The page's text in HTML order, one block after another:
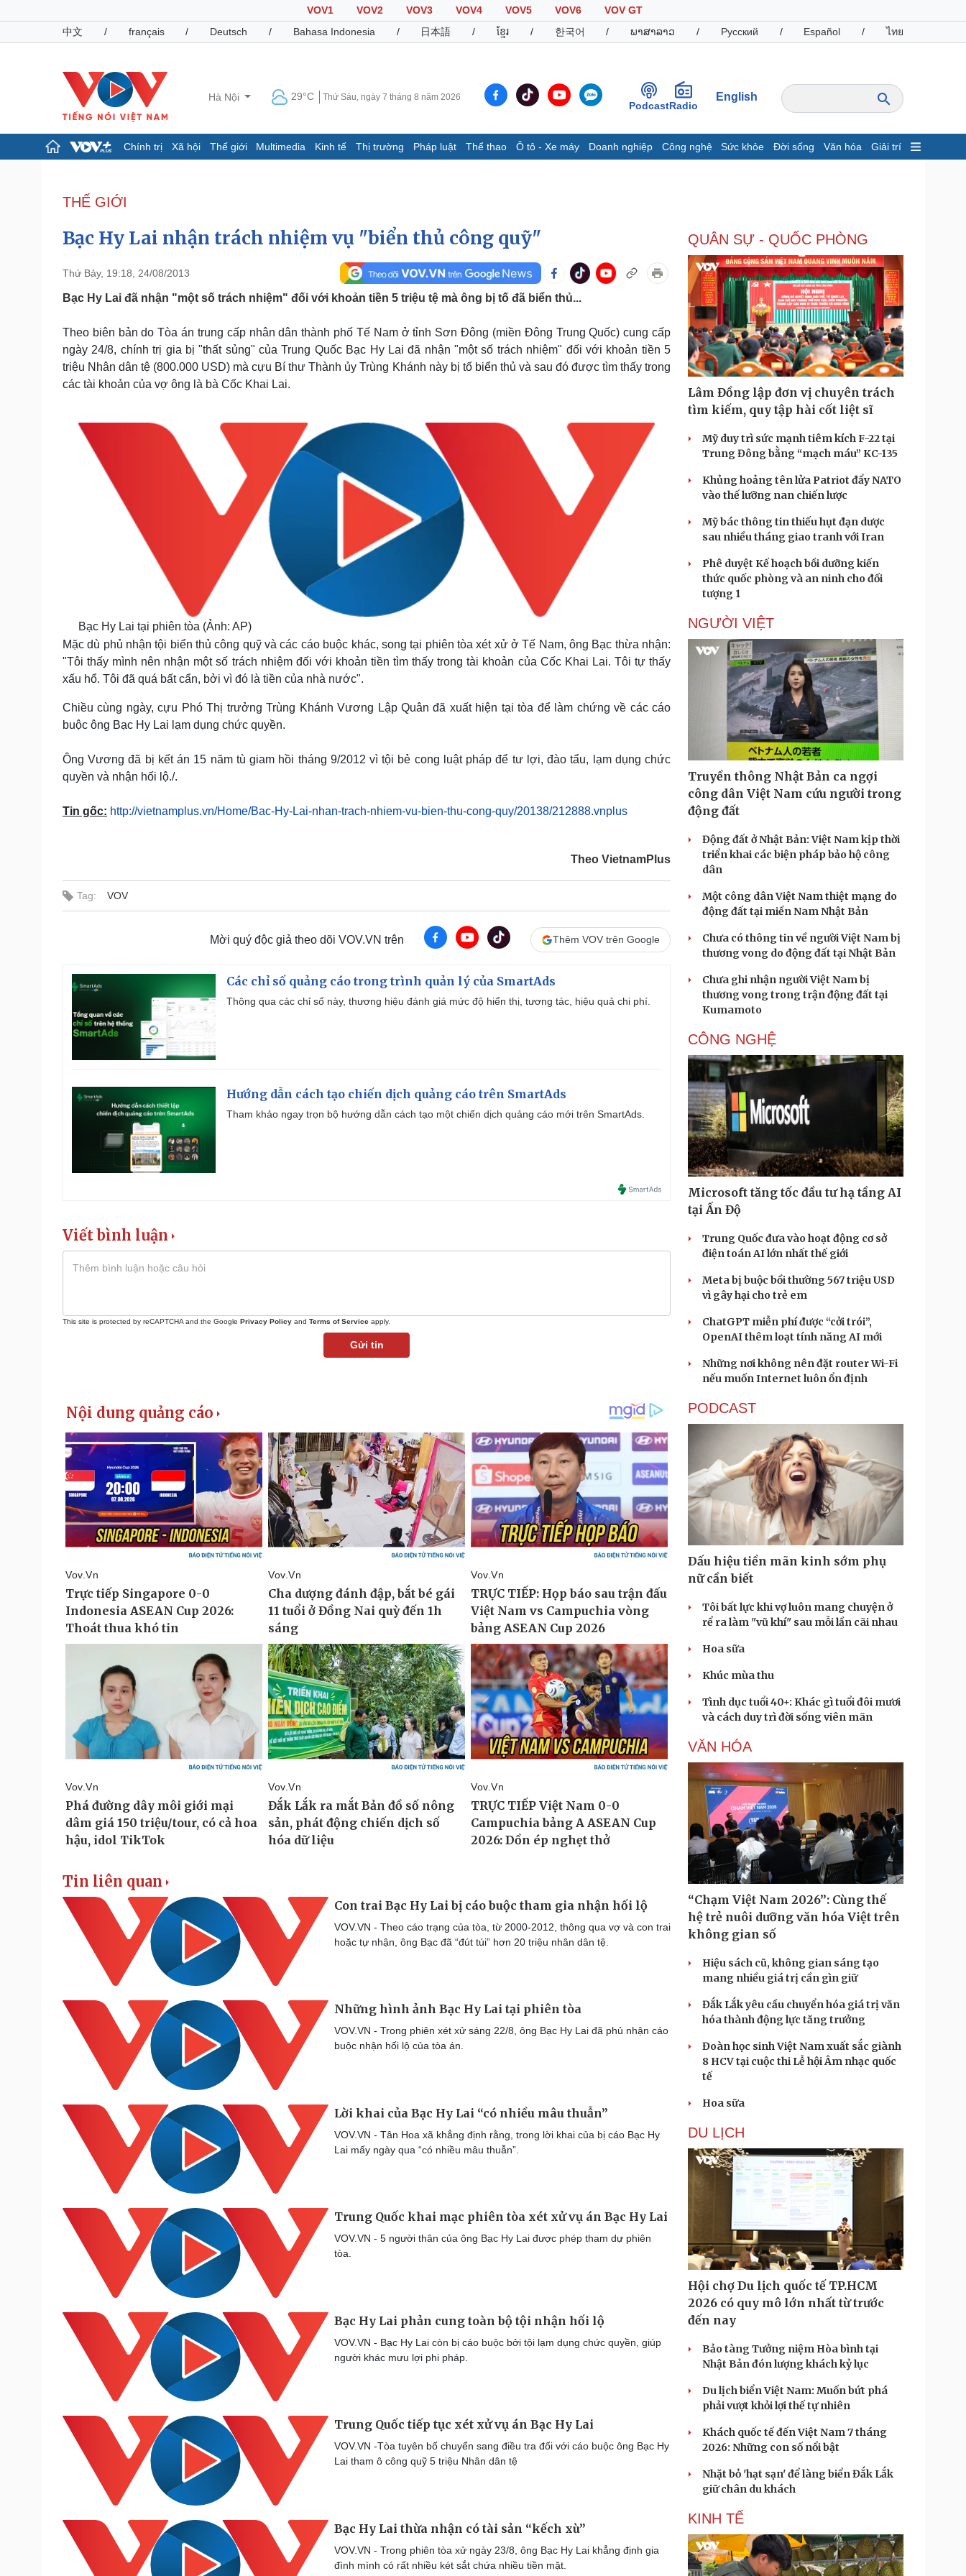
VOV1 VOV2 VOV3 VOV4 VOV5 VOV6
VOV GT
中文
/ français / Deutsch / Bahasa Indonesia / 日本語 / ខ្មែរ / 한국어 / ພາສາລາວ / Русский / Español / ไทย
Hà Nội 29°C Thứ Sáu, ngày 7 tháng 8 năm 2026
PodcastRadio
English
Chính trị Xã hội Thế giới Multimedia Kinh tế Thị trường Pháp luật Thể thao Ô tô - Xe máy Doanh nghiệp Công nghệ Sức khỏe Đời sống Văn hóa Giải trí
Đảng
Tổ chức nhân sự
Nhận diện sự thật
Dấu ấn VOV
Infographic
Chứng khoán
Giá cà phê
Pháp luật
Tin nóng
Tư vấn luật
Quân sự - Quốc phòng
Việt Nam
Phân tích
Thể thao
Lịch thi đấu bóng đá
Thế giới thể thao
eSports
Hậu trường
Ô tô - Xe máy
Xe máy
Tư vấn
Doanh nghiệp
Thông tin doanh nghiệp
Doanh nghiệp 24h
Doanh nhân
Vì cộng đồng
Công nghệ
Sành điệu
Tin Công nghệ
Trải nghiệm
Chuyển đổi số
Cây thuốc
Sản phụ khoa
Nhi khoa
Nam khoa
Làm đẹp - giảm cân
Phòng mạch online
Ăn sạch sống khỏe
Blog
Tình yêu - Gia đình
Thời trang
Sao Việt
Săn Tour
check-in
Podcast
Câu chuyện thời sự
Đọc truyện đêm khuya
Cửa sổ tình yêu
Hạt giống tâm hồn
THẾ GIỚI
Bạc Hy Lai nhận trách nhiệm vụ "biển thủ công quỹ"
Thứ Bảy, 19:18, 24/08/2013
Bạc Hy Lai đã nhận "một số trách nhiệm" đối với khoản tiền 5 triệu tệ mà ông bị tố đã biển thủ...
Theo biên bản do Tòa án trung cấp nhân dân thành phố Tế Nam ở tỉnh Sơn Đông (miền Đông Trung Quốc) cung cấp
ngày 24/8, chính trị gia bị "thất sủng" của Trung Quốc Bạc Hy Lai đã nhận "một số trách nhiệm" đối với khoản tiền 5
triệu Nhân dân tệ (800.000 USD) mà cựu Bí thư Thành ủy Trùng Khánh này bị tố biển thủ và sau đó được tìm thấy trong
các tài khoản của vợ ông là bà Cốc Khai Lai.
Bạc Hy Lai tại phiên tòa (Ảnh: AP)
Mặc dù phủ nhận tội biển thủ công quỹ và các cáo buộc khác, song tại phiên tòa xét xử ở Tế Nam, ông Bạc thừa nhận:
"Tôi thấy mình nên nhận một số trách nhiệm đối với khoản tiền tìm thấy trong tài khoản của Cốc Khai Lai. Tôi tự thấy
xấu hổ. Tôi đã quá bất cẩn, bởi vì đó là tiền của nhà nước".
Chiều cùng ngày, cựu Phó Thị trưởng Trùng Khánh Vương Lập Quân đã xuất hiện tại tòa để làm chứng về các cáo
buộc ông Bạc Hy Lai lạm dụng chức quyền.
Ông Vương đã bị kết án 15 năm tù giam hồi tháng 9/2012 vì tội bẻ cong luật pháp để tư lợi, đào tẩu, lạm dụng chức
quyền và nhận hối lộ./.
Tin gốc: http://vietnamplus.vn/Home/Bac-Hy-Lai-nhan-trach-nhiem-vu-bien-thu-cong-quy/20138/212888.vnplus
Theo VietnamPlus
Tag: VOV
Mời quý độc giả theo dõi VOV.VN trên Thêm VOV trên Google
Các chỉ số quảng cáo trong trình quản lý của SmartAds
Thông qua các chỉ số này, thương hiệu đánh giá mức độ hiển thị, tương tác, hiệu quả chi phí.
Hướng dẫn cách tạo chiến dịch quảng cáo trên SmartAds
Tham khảo ngay trọn bộ hướng dẫn cách tạo một chiến dịch quảng cáo mới trên SmartAds.
Viết bình luận
This site is protected by reCAPTCHA and the Google Privacy Policy and Terms of Service apply.
Gửi tin
Tin liên quan
Con trai Bạc Hy Lai bị cáo buộc tham gia nhận hối lộ
VOV.VN - Theo cáo trạng của tòa, từ 2000-2012, thông qua vợ và con trai
hoặc tự nhận, ông Bạc đã “đút túi” hơn 20 triệu nhân dân tệ.
Những hình ảnh Bạc Hy Lai tại phiên tòa
VOV.VN - Trong phiên xét xử sáng 22/8, ông Bạc Hy Lai đã phủ nhận cáo
buộc nhận hối lộ của tòa án.
Lời khai của Bạc Hy Lai “có nhiều mâu thuẫn”
VOV.VN - Tân Hoa xã khẳng định rằng, trong lời khai của bị cáo Bạc Hy
Lai mấy ngày qua “có nhiều mâu thuẫn”.
Trung Quốc khai mạc phiên tòa xét xử vụ án Bạc Hy Lai
VOV.VN - 5 người thân của ông Bạc Hy Lai được phép tham dự phiên
tòa.
Bạc Hy Lai phản cung toàn bộ tội nhận hối lộ
VOV.VN - Bạc Hy Lai còn bị cáo buộc bởi tội lạm dụng chức quyền, giúp
người khác mưu lợi phi pháp.
Trung Quốc tiếp tục xét xử vụ án Bạc Hy Lai
VOV.VN -Tòa tuyên bố chuyển sang điều tra đối với cáo buộc ông Bạc Hy
Lai tham ô công quỹ 5 triệu Nhân dân tệ
Bạc Hy Lai thừa nhận có tài sản “kếch xù”
VOV.VN - Trong phiên tòa xử ngày 23/8, ông Bạc Hy Lai khẳng định gia
đình mình có rất nhiều két sắt chứa nhiều tiền mặt.
QUÂN SỰ - QUỐC PHÒNG
Lâm Đồng lập đơn vị chuyên trách
tìm kiếm, quy tập hài cốt liệt sĩ
Mỹ duy trì sức mạnh tiêm kích F-22 tại
Trung Đông bằng “mạch máu” KC-135
Khủng hoảng tên lửa Patriot đẩy NATO
vào thế lưỡng nan chiến lược
Mỹ bác thông tin thiếu hụt đạn dược
sau nhiều tháng giao tranh với Iran
Phê duyệt Kế hoạch bồi dưỡng kiến
thức quốc phòng và an ninh cho đối
tượng 1
NGƯỜI VIỆT
Truyền thông Nhật Bản ca ngợi
công dân Việt Nam cứu người trong
động đất
Động đất ở Nhật Bản: Việt Nam kịp thời
triển khai các biện pháp bảo hộ công
dân
Một công dân Việt Nam thiệt mạng do
động đất tại miền Nam Nhật Bản
Chưa có thông tin về người Việt Nam bị
thương vong do động đất tại Nhật Bản
Chưa ghi nhận người Việt Nam bị
thương vong trong trận động đất tại
Kumamoto
CÔNG NGHỆ
Microsoft tăng tốc đầu tư hạ tầng AI
tại Ấn Độ
Trung Quốc đưa vào hoạt động cơ sở
điện toán AI lớn nhất thế giới
Meta bị buộc bồi thường 567 triệu USD
vì gây hại cho trẻ em
ChatGPT miễn phí được “cởi trói”,
OpenAI thêm loạt tính năng AI mới
Những nơi không nên đặt router Wi-Fi
nếu muốn Internet luôn ổn định
PODCAST
Dấu hiệu tiền mãn kinh sớm phụ
nữ cần biết
Tôi bất lực khi vợ luôn mang chuyện ở
rể ra làm "vũ khí" sau mỗi lần cãi nhau
Hoa sữa
Khúc mùa thu
Tình dục tuổi 40+: Khác gì tuổi đôi mươi
và cách duy trì đời sống viên mãn
VĂN HÓA
“Chạm Việt Nam 2026”: Cùng thế
hệ trẻ nuôi dưỡng văn hóa Việt trên
không gian số
Hiệu sách cũ, không gian sáng tạo
mang nhiều giá trị cần gìn giữ
Đắk Lắk yêu cầu chuyển hóa giá trị văn
hóa thành động lực tăng trưởng
Đoàn học sinh Việt Nam xuất sắc giành
8 HCV tại cuộc thi Lễ hội Âm nhạc quốc
tế
Hoa sữa
DU LỊCH
Hội chợ Du lịch quốc tế TP.HCM
2026 có quy mô lớn nhất từ trước
đến nay
Bảo tàng Tưởng niệm Hòa bình tại
Nhật Bản đón lượng khách kỷ lục
Du lịch biển Việt Nam: Muốn bứt phá
phải vượt khỏi lợi thế tự nhiên
Khách quốc tế đến Việt Nam 7 tháng
2026: Những con số nổi bật
Nhặt bỏ 'hạt sạn' để làng biển Đắk Lắk
giữ chân du khách
KINH TẾ